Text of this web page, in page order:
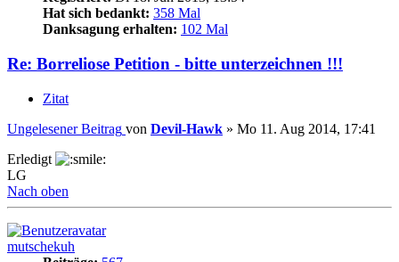
Hat sich bedankt: 358 Mal
Danksagung erhalten: 102 Mal
Re: Borreliose Petition - bitte unterzeichnen !!!
Zitat
Ungelesener Beitrag von Devil-Hawk » Mo 11. Aug 2014, 17:41
Erledigt
LG
Nach oben
mutschekuh